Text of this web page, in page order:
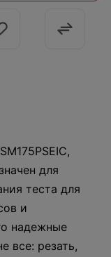
для
теста для
и
надежные
все: резать,